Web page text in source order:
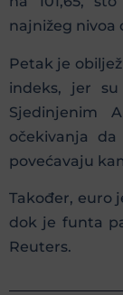
najnižeg nivoa
Petak je
indeks, jer
Sjedinjenim
očekivanja
povećavaju
Također, euro
dok je funta
Reuters.